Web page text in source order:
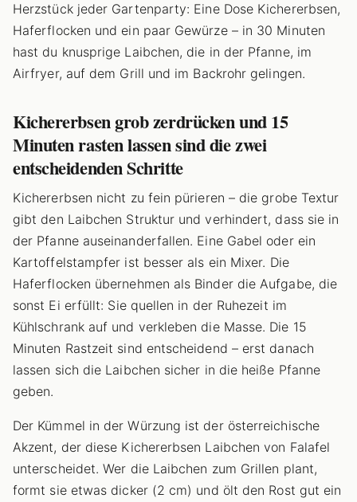
Herzstück jeder Gartenparty: Eine Dose Kichererbsen,
Haferflocken und ein paar Gewürze – in 30 Minuten
hast du knusprige Laibchen, die in der Pfanne, im
Airfryer, auf dem Grill und im Backrohr gelingen.
Kichererbsen grob zerdrücken und 15
Minuten rasten lassen sind die zwei
entscheidenden Schritte
Kichererbsen nicht zu fein pürieren – die grobe Textur
gibt den Laibchen Struktur und verhindert, dass sie in
der Pfanne auseinanderfallen. Eine Gabel oder ein
Kartoffelstampfer ist besser als ein Mixer. Die
Haferflocken übernehmen als Binder die Aufgabe, die
sonst Ei erfüllt: Sie quellen in der Ruhezeit im
Kühlschrank auf und verkleben die Masse. Die 15
Minuten Rastzeit sind entscheidend – erst danach
lassen sich die Laibchen sicher in die heiße Pfanne
geben.
Der Kümmel in der Würzung ist der österreichische
Akzent, der diese Kichererbsen Laibchen von Falafel
unterscheidet. Wer die Laibchen zum Grillen plant,
formt sie etwas dicker (2 cm) und ölt den Rost gut ein